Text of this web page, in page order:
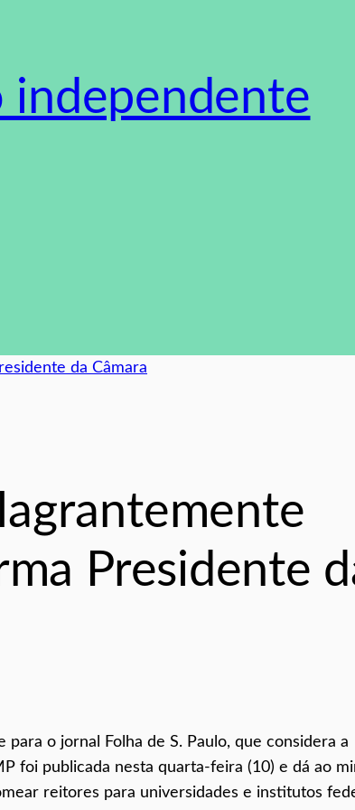
independente
Presidente
o jornal Folha de S. Paulo, que considera a
foi publicada nesta quarta-feira (10) e dá ao
reitores para universidades e institutos